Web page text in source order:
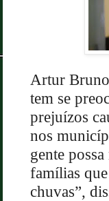
Artur
tem se
prejuízos
nos
gente
famílias
chuvas”,